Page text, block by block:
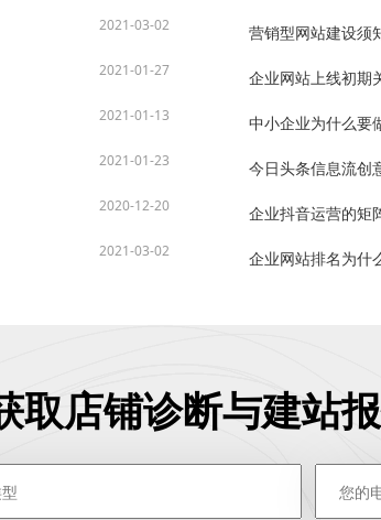
营销型网站建设须
2021-03-02
企业网站上线初期
2021-01-27
中小企业为什么要
2021-01-13
今日头条信息流创
2021-01-23
企业抖音运营的矩
2020-12-20
企业网站排名为什
2021-03-02
取店铺诊断与建站